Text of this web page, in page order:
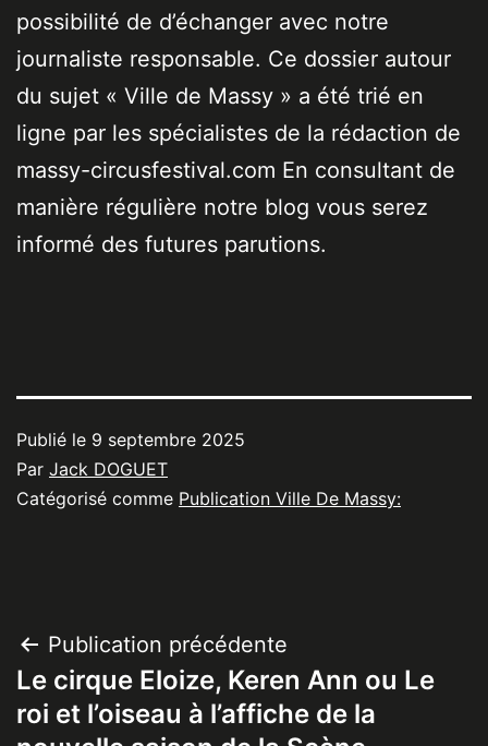
possibilité de d’échanger avec notre
journaliste responsable. Ce dossier autour
du sujet « Ville de Massy » a été trié en
ligne par les spécialistes de la rédaction de
massy-circusfestival.com En consultant de
manière régulière notre blog vous serez
informé des futures parutions.
Publié le 9 septembre 2025
Par Jack DOGUET
Catégorisé comme Publication Ville De Massy:
Navigation
de
Publication précédente
Le cirque Eloize, Keren Ann ou Le
roi et l’oiseau à l’affiche de la